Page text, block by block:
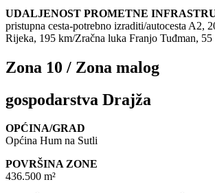
UDALJENOST PROMETNE
pristupna cesta-potrebno izraditi/autocesta A2,
Rijeka, 195 km/Zračna luka Franjo Tuđman, 55
Zona 10 / Zona malog
gospodarstva Drajža
OPĆINA/GRAD
Općina Hum na Sutli
POVRŠINA ZONE
436.500 m²